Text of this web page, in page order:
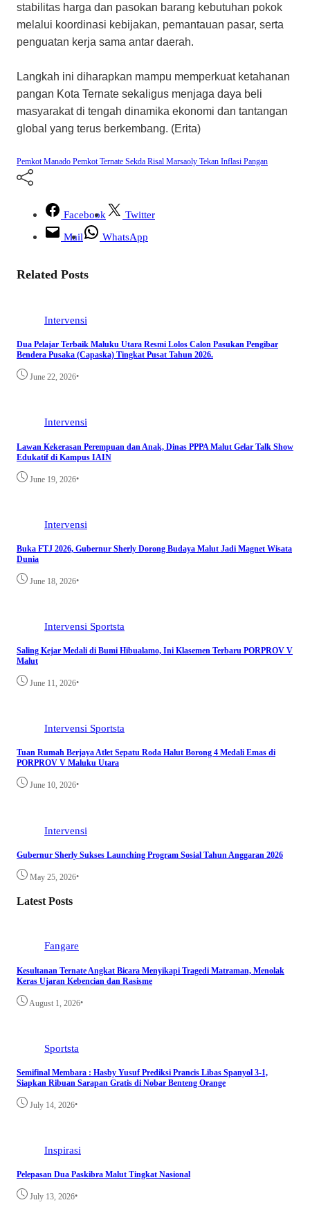
stabilitas harga dan pasokan barang kebutuhan pokok
melalui koordinasi kebijakan, pemantauan pasar, serta
penguatan kerja sama antar daerah.
Langkah ini diharapkan mampu memperkuat ketahanan
pangan Kota Ternate sekaligus menjaga daya beli
masyarakat di tengah dinamika ekonomi dan tantangan
global yang terus berkembang. (Erita)
Pemkot Manado Pemkot Ternate Sekda Risal Marsaoly Tekan Inflasi Pangan
Facebook
Twitter
Mail
WhatsApp
Related Posts
Intervensi
Dua Pelajar Terbaik Maluku Utara Resmi Lolos Calon Pasukan Pengibar
Bendera Pusaka (Capaska) Tingkat Pusat Tahun 2026.
June 22, 2026•
Intervensi
Lawan Kekerasan Perempuan dan Anak, Dinas PPPA Malut Gelar Talk Show
Edukatif di Kampus IAIN
June 19, 2026•
Intervensi
Buka FTJ 2026, Gubernur Sherly Dorong Budaya Malut Jadi Magnet Wisata
Dunia
June 18, 2026•
Intervensi Sportsta
Saling Kejar Medali di Bumi Hibualamo, Ini Klasemen Terbaru PORPROV V
Malut
June 11, 2026•
Intervensi Sportsta
Tuan Rumah Berjaya Atlet Sepatu Roda Halut Borong 4 Medali Emas di
PORPROV V Maluku Utara
June 10, 2026•
Intervensi
Gubernur Sherly Sukses Launching Program Sosial Tahun Anggaran 2026
May 25, 2026•
Latest Posts
Fangare
Kesultanan Ternate Angkat Bicara Menyikapi Tragedi Matraman, Menolak
Keras Ujaran Kebencian dan Rasisme
August 1, 2026•
Sportsta
Semifinal Membara : Hasby Yusuf Prediksi Prancis Libas Spanyol 3-1,
Siapkan Ribuan Sarapan Gratis di Nobar Benteng Orange
July 14, 2026•
Inspirasi
Pelepasan Dua Paskibra Malut Tingkat Nasional
July 13, 2026•